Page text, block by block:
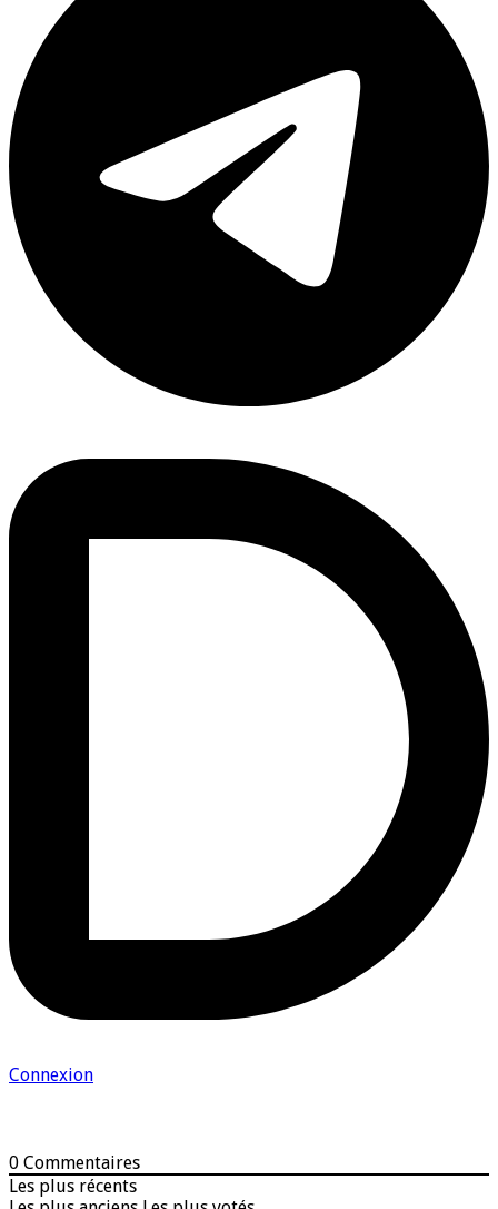
Connexion
0 Commentaires
Les plus récents